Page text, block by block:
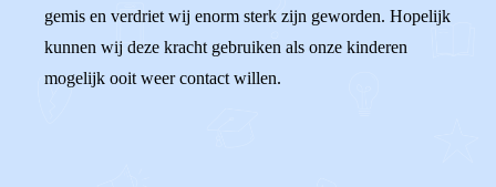
gemis en verdriet wij enorm sterk zijn geworden. Hopelijk
kunnen wij deze kracht gebruiken als onze kinderen
mogelijk ooit weer contact willen.